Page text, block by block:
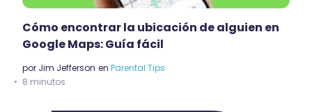
Cómo encontrar la ubicación de alguien en
Google Maps: Guía fácil
por Jim Jefferson en Parental Tips
8 minutos